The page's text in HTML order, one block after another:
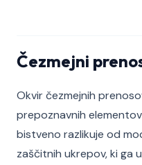
Čezmejni
Okvir čezmejnih
prepoznavnih
bistveno razlikuje od
zaščitnih ukrepov, ki ga